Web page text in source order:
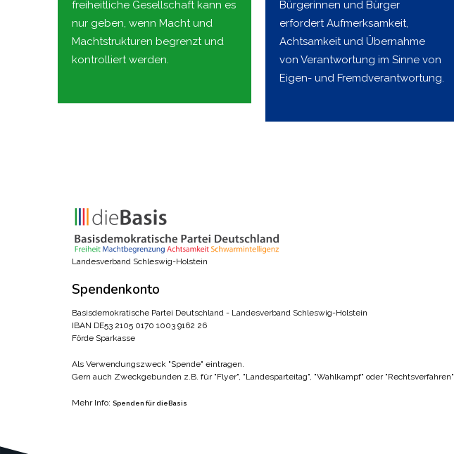
freiheitliche Gesellschaft kann es
nur geben, wenn Macht und
Machtstrukturen begrenzt und
kontrolliert werden.
Bürgerinnen und Bürger
erfordert Aufmerksamkeit,
Achtsamkeit und Übernahme
von Verantwortung im Sinne von
Eigen- und Fremdverantwortung.
Landesverband Schleswig-Holstein
Spendenkonto
Basisdemokratische Partei Deutschland - Landesverband Schleswig-Holstein
IBAN DE53 2105 0170 1003 9162 26
Förde Sparkasse
Als Verwendungszweck "Spende" eintragen.
Gern auch Zweckgebunden z.B. für "Flyer", "Landesparteitag", "Wahlkampf" oder "Rechtsverfahren"
Mehr Info: Spenden für dieBasis